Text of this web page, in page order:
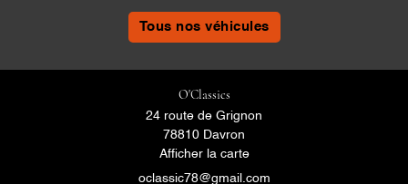
Tous nos véhicules
O'Classics
24 route de Grignon
78810 Davron
Afficher la carte